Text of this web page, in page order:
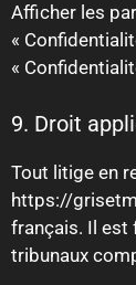
Afficher les
«
«
9. Droit
Tout litige en
https://
français. Il est
tribunaux